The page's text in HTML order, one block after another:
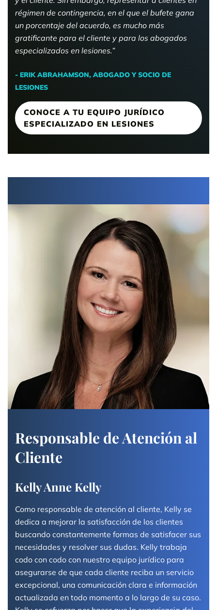
régimen de contingencia, en el que el bufete gana
un porcentaje del acuerdo, es mucho más
gratificante para el cliente y para los abogados
especializados en lesiones.”
- ERIK ABRAHAMSON, ABOGADO Y SOCIO DE
LESIONES
CONOCE A TU EQUIPO JURÍDICO
ESPECIALIZADO EN LESIONES
Responsable de Atención al
Cliente
Kelly Anne Kelly
Como responsable de atención al cliente, Kelly se
dedica a mejorar la satisfacción de los clientes
buscando constantemente formas de satisfacer sus
necesidades y resolver sus dudas. Kelly trabaja
codo con codo con nuestro equipo jurídico para
asegurarse de que cada cliente reciba un servicio
excepcional, una comunicación clara e información
actualizada en todo momento a lo largo de su caso.